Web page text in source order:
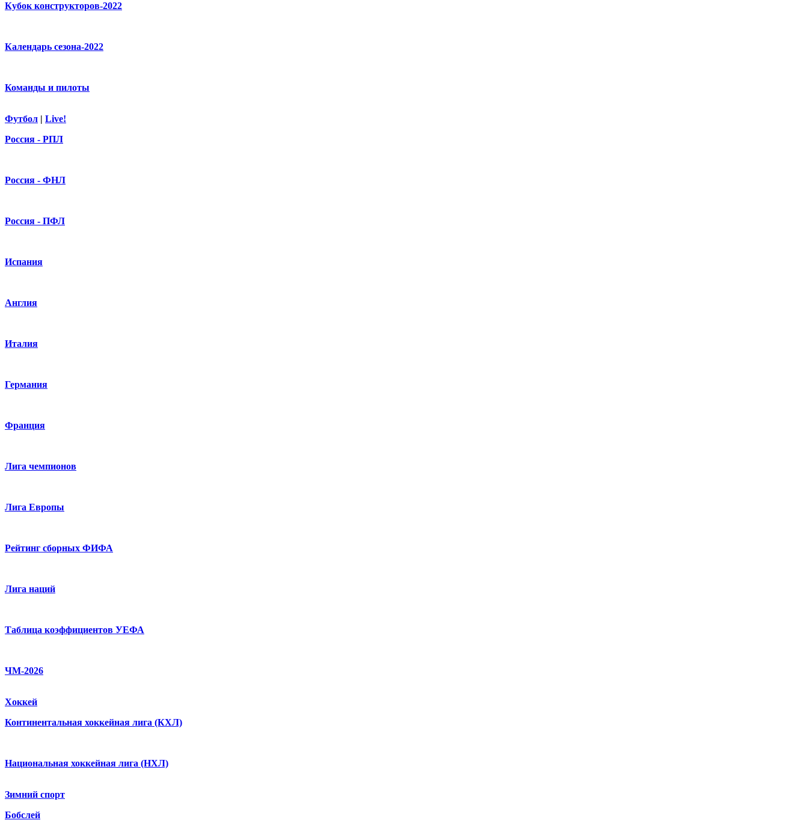
Кубок конструкторов-2022
Календарь сезона-2022
Команды и пилоты
Футбол | Live!
Россия - РПЛ
Россия - ФНЛ
Россия - ПФЛ
Испания
Англия
Италия
Германия
Франция
Лига чемпионов
Лига Европы
Рейтинг сборных ФИФА
Лига наций
Таблица коэффициентов УЕФА
ЧМ-2026
Хоккей
Континентальная хоккейная лига (КХЛ)
Национальная хоккейная лига (НХЛ)
Зимний спорт
Бобслей